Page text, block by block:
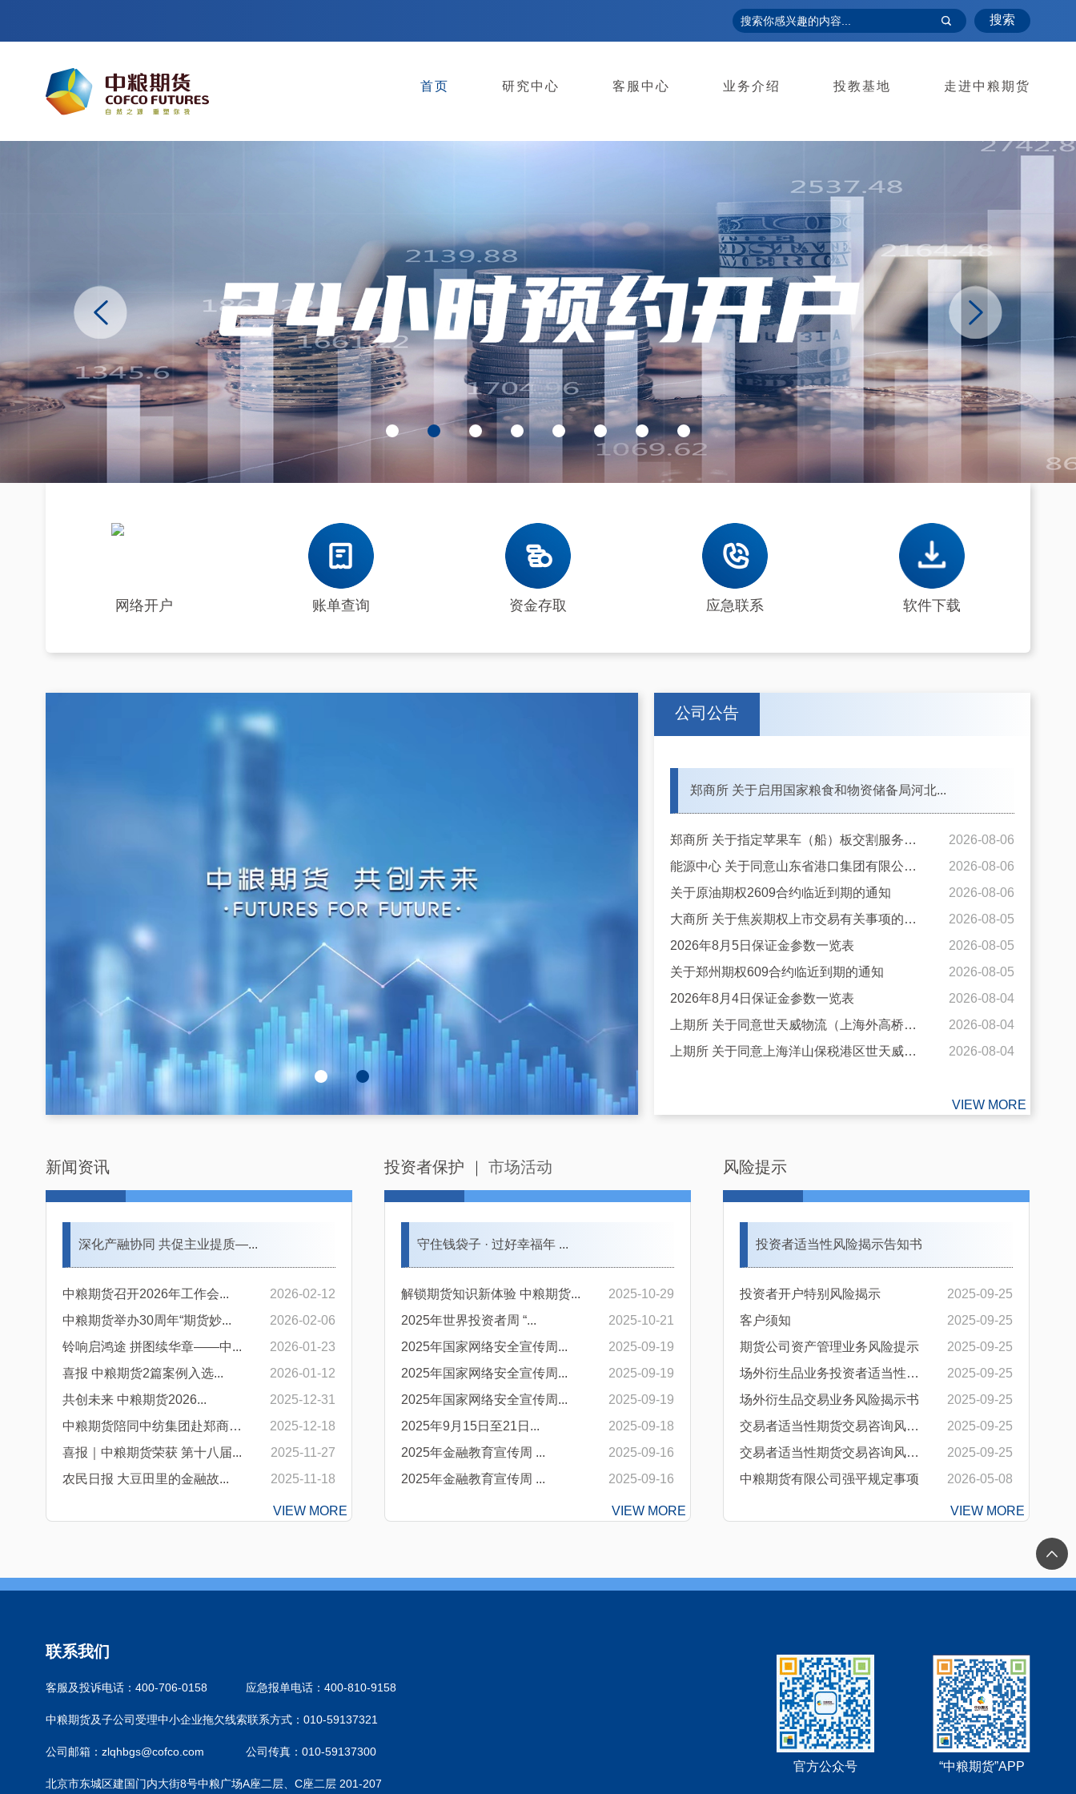
搜索
首页 研究中心 客服中心 业务介绍 投教基地 走进中粮期货
网络开户 账单查询 资金存取 应急联系 软件下载
公司公告
郑商所 关于启用国家粮食和物资储备局河北...
郑商所 关于指定苹果车（船）板交割服务机...
2026-08-06
能源中心 关于同意山东省港口集团有限公司...
2026-08-06
关于原油期权2609合约临近到期的通知
2026-08-06
大商所 关于焦炭期权上市交易有关事项的通...
2026-08-05
2026年8月5日保证金参数一览表
2026-08-05
关于郑州期权609合约临近到期的通知
2026-08-05
2026年8月4日保证金参数一览表
2026-08-04
上期所 关于同意世天威物流（上海外高桥保...
2026-08-04
上期所 关于同意上海洋山保税港区世天威物...
2026-08-04
VIEW MORE
新闻资讯
深化产融协同 共促主业提质—...
中粮期货召开2026年工作会...
2026-02-12
中粮期货举办30周年“期货妙...
2026-02-06
铃响启鸿途 拼图续华章——中...
2026-01-23
喜报 中粮期货2篇案例入选...
2026-01-12
共创未来 中粮期货2026...
2025-12-31
中粮期货陪同中纺集团赴郑商所...
2025-12-18
喜报｜中粮期货荣获 第十八届...
2025-11-27
农民日报 大豆田里的金融故...
2025-11-18
VIEW MORE
投资者保护 市场活动
守住钱袋子 · 过好幸福年 ...
解锁期货知识新体验 中粮期货...
2025-10-29
2025年世界投资者周 “...
2025-10-21
2025年国家网络安全宣传周...
2025-09-19
2025年国家网络安全宣传周...
2025-09-19
2025年国家网络安全宣传周...
2025-09-19
2025年9月15日至21日...
2025-09-18
2025年金融教育宣传周 ...
2025-09-16
2025年金融教育宣传周 ...
2025-09-16
VIEW MORE
风险提示
投资者适当性风险揭示告知书
投资者开户特别风险揭示
2025-09-25
客户须知
2025-09-25
期货公司资产管理业务风险提示
2025-09-25
场外衍生品业务投资者适当性开...
2025-09-25
场外衍生品交易业务风险揭示书
2025-09-25
交易者适当性期货交易咨询风险...
2025-09-25
交易者适当性期货交易咨询风险...
2025-09-25
中粮期货有限公司强平规定事项
2026-05-08
VIEW MORE
联系我们
客服及投诉电话：400-706-0158 应急报单电话：400-810-9158
中粮期货及子公司受理中小企业拖欠线索联系方式：010-59137321
公司邮箱：zlqhbgs@cofco.com 公司传真：010-59137300
北京市东城区建国门内大街8号中粮广场A座二层、C座二层 201-207
官方公众号 “中粮期货”APP